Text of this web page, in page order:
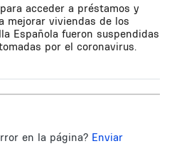
acceder a préstamos y
mejorar viviendas de los
Española fueron suspendidas
por el coronavirus.
en la página? Enviar